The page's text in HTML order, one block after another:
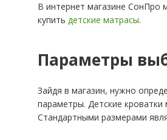
В интернет магазине СонПро
купить детские матрасы.
Параметры
Зайдя в магазин, нужно
параметры. Детские
Стандартными размерами